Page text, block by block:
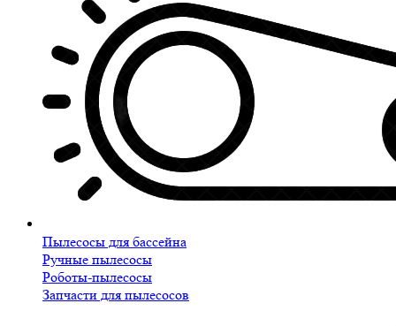
Пылесосы для бассейна
Ручные пылесосы
Роботы-пылесосы
Запчасти для пылесосов